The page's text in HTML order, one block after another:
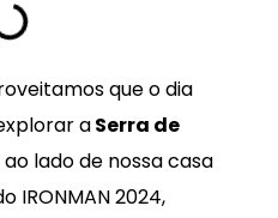
que o dia
aSerra de
lado de nossa casa
IRONMAN 2024,